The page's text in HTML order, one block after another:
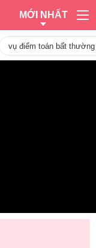
MỚI NHẤT
vụ điểm toán bất